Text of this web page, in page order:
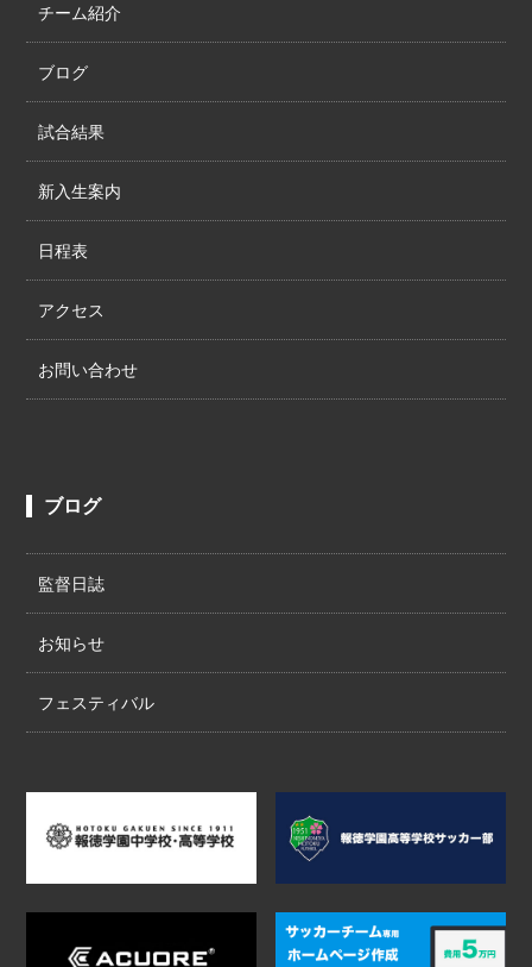
チーム紹介
ブログ
試合結果
新入生案内
日程表
アクセス
お問い合わせ
ブログ
監督日誌
お知らせ
フェスティバル